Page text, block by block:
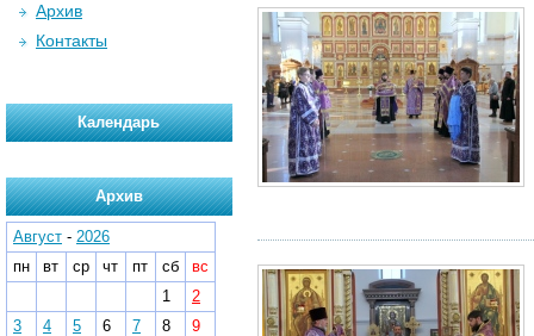
Архив
Контакты
Календарь
Архив
Август - 2026
пн
вт ср чт пт сб
вс
1
2
3
4 5 6 7 8
9